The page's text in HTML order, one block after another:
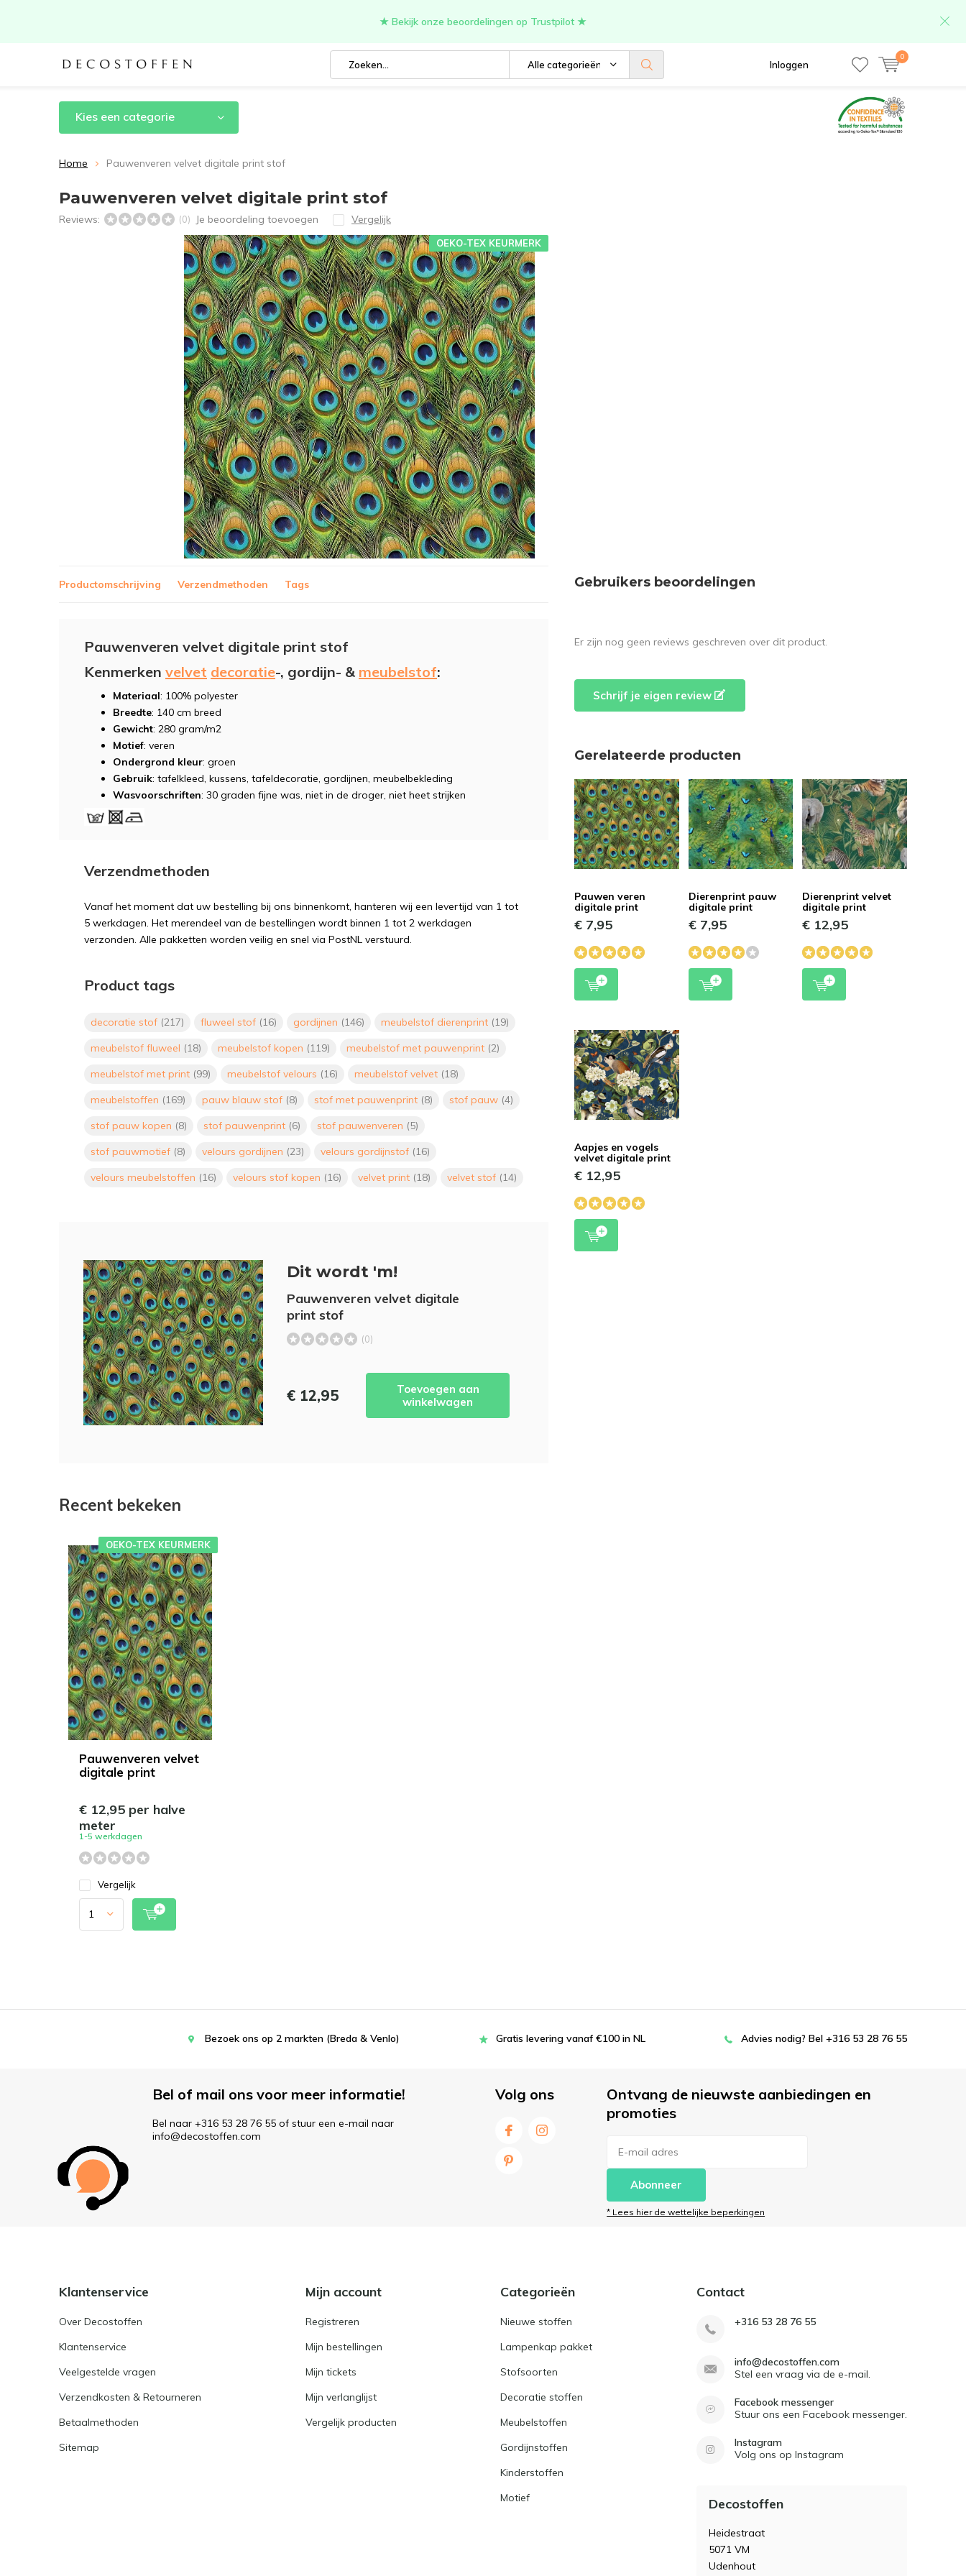
Alle categorieën Inloggen
0
★ Bekijk onze beoordelingen op Trustpilot ★
Kies een categorie
Home Pauwenveren velvet digitale print stof
Pauwenveren velvet digitale print stof
Reviews: (0) Je beoordeling toevoegen Vergelijk
OEKO-TEX KEURMERK
Productomschrijving Verzendmethoden Tags
Pauwenveren velvet digitale print stof
Kenmerken velvet decoratie-, gordijn- & meubelstof:
Materiaal: 100% polyester
Breedte: 140 cm breed
Gewicht: 280 gram/m2
Motief: veren
Ondergrond kleur: groen
Gebruik: tafelkleed, kussens, tafeldecoratie, gordijnen, meubelbekleding
Wasvoorschriften: 30 graden fijne was, niet in de droger, niet heet strijken
Verzendmethoden
Vanaf het moment dat uw bestelling bij ons binnenkomt, hanteren wij een levertijd van 1 tot
5 werkdagen. Het merendeel van de bestellingen wordt binnen 1 tot 2 werkdagen
verzonden. Alle pakketten worden veilig en snel via PostNL verstuurd.
Product tags
decoratie stof (217) fluweel stof (16) gordijnen (146) meubelstof dierenprint (19)
meubelstof fluweel (18) meubelstof kopen (119) meubelstof met pauwenprint (2)
meubelstof met print (99) meubelstof velours (16) meubelstof velvet (18)
meubelstoffen (169) pauw blauw stof (8) stof met pauwenprint (8) stof pauw (4)
stof pauw kopen (8) stof pauwenprint (6) stof pauwenveren (5)
stof pauwmotief (8) velours gordijnen (23) velours gordijnstof (16)
velours meubelstoffen (16) velours stof kopen (16) velvet print (18) velvet stof (14)
Dit wordt 'm!
Pauwenveren velvet digitale
print stof
(0)
€ 12,95
Toevoegen aan
winkelwagen
Gebruikers beoordelingen
Er zijn nog geen reviews geschreven over dit product.
Schrijf je eigen review
Gerelateerde producten
Pauwen veren
digitale print
€ 7,95
Dierenprint pauw
digitale print
€ 7,95
Dierenprint velvet
digitale print
€ 12,95
Aapjes en vogels
velvet digitale print
€ 12,95
Recent bekeken
Pauwenveren velvet
digitale print
OEKO-TEX KEURMERK
€ 12,95 per halve
meter
1-5 werkdagen
Vergelijk
Bezoek ons op 2 markten (Breda & Venlo) Gratis levering vanaf €100 in NL Advies nodig? Bel +316 53 28 76 55
Bel of mail ons voor meer informatie!
Bel naar +316 53 28 76 55 of stuur een e-mail naar
info@decostoffen.com
Volg ons
Ontvang de nieuwste aanbiedingen en
promoties
Abonneer
* Lees hier de wettelijke beperkingen
Klantenservice
Over Decostoffen
Klantenservice
Veelgestelde vragen
Verzendkosten & Retourneren
Betaalmethoden
Sitemap
Mijn account
Registreren
Mijn bestellingen
Mijn tickets
Mijn verlanglijst
Vergelijk producten
Categorieën
Nieuwe stoffen
Lampenkap pakket
Stofsoorten
Decoratie stoffen
Meubelstoffen
Gordijnstoffen
Kinderstoffen
Motief
Contact
+316 53 28 76 55
info@decostoffen.com
Stel een vraag via de e-mail.
Facebook messenger
Stuur ons een Facebook messenger.
Instagram
Volg ons op Instagram
Decostoffen
Heidestraat
5071 VM
Udenhout